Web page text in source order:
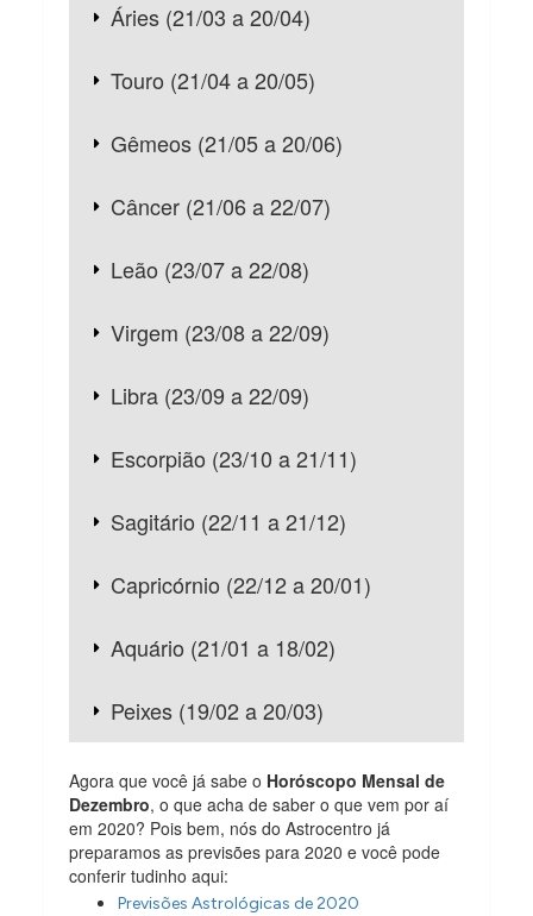
Áries (21/03 a 20/04)
Touro (21/04 a 20/05)
Gêmeos (21/05 a 20/06)
Câncer (21/06 a 22/07)
Leão (23/07 a 22/08)
Virgem (23/08 a 22/09)
Libra (23/09 a 22/09)
Escorpião (23/10 a 21/11)
Sagitário (22/11 a 21/12)
Capricórnio (22/12 a 20/01)
Aquário (21/01 a 18/02)
Peixes (19/02 a 20/03)
Agora que você já sabe o Horóscopo Mensal de
Dezembro, o que acha de saber o que vem por aí
em 2020? Pois bem, nós do Astrocentro já
preparamos as previsões para 2020 e você pode
conferir tudinho aqui:
Previsões Astrológicas de 2020